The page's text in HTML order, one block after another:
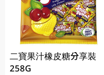
二寶果汁橡皮糖分享裝
258G